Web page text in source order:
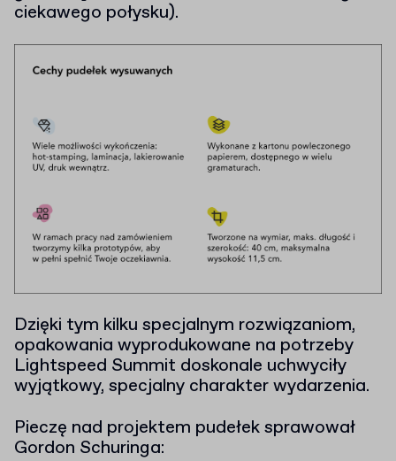
ciekawego połysku).
Dzięki tym kilku specjalnym rozwiązaniom,
opakowania wyprodukowane na potrzeby
Lightspeed Summit doskonale uchwyciły
wyjątkowy, specjalny charakter wydarzenia.
Pieczę nad projektem pudełek sprawował
Gordon Schuringa: